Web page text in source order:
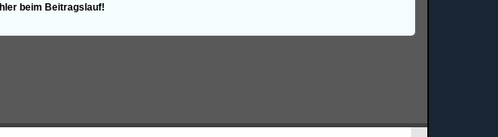
beim Beitragslauf!